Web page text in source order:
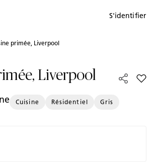
by Nature
Collection
S'identifier
primée, Liverpool
Liverpool Add
Cuisine Résidentiel Gris